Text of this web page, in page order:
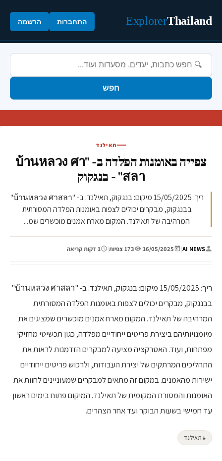
Thailand
Explorer התחברות הרשמה
חפש
תאילנד
צפייה באומנות הפלדה ב- "บ้านหลวง ศา
สลา" - בנגקוק
ריך: 15/05/2025 מיקום: בנגקוק, תאילנד. ב- "บ้านหลวง ศาสลา"
בבנגקוק, מבקרים יכולים לצפות באומנות הפלדה המסורתית
המרהיבה של תאילנד. המקום מארח אמנים מוכשרים שמ...
AI NEWS
|
16/05/2025
| 173 צפיות | 1 דקות קריאה
ריך: 15/05/2025 מיקום: בנגקוק, תאילנד. ב- "บ้านหลวง ศาสลา"
בבנגקוק, מבקרים יכולים לצפות באומנות הפלדה המסורתית
המרהיבה של תאילנד. המקום מארח אמנים מוכשרים שמציגים את
מיומנויותיהם ביצירת פריטים ייחודיים מפלדה, כגון תכשיטי מחזיקי
מפתחות, ועוד. האטרקציה מציעה למבקרים הזדמנות לראות את
התהליכים המרתקים של יצירת העבודות, ולרכוש פריטים ייחודיים
ישירות מהאמנים. במקום זה מתאים למבקרים שמעוניינים לחוות את
האומנות והמסורת המקומית של תאילנד. המיקום פתוח בימים ראשון
עד חמישי בשעות הבוקר ועד אחר הצהרים.
# תאילנד